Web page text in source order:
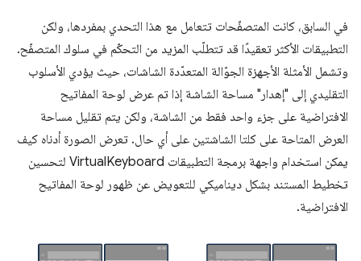
في السابق، كانت المتصفّحات تتعامل مع هذا التحدي بمفردها، ولكن
التطبيقات الأكثر تعقيدًا قد تتطلّب المزيد من التحكّم في سلوك المتصفّح.
وتشمل الأمثلة الأجهزة الجوّالة المتعدّدة الشاشات، حيث يؤدي الأسلوب
التقليدي إلى "إهدار" مساحة الشاشة إذا تم عرض لوحة المفاتيح
الافتراضية على جزء واحد فقط من الشاشة، ولكن يتم تقليل مساحة
العرض المتاحة على كلتا الشاشتين على أي حال. تعرض الصورة أدناه كيف
يمكن استخدام واجهة برمجة التطبيقات VirtualKeyboard لتحسين
تخطيط المستند بشكل ديناميكي للتعويض عن ظهور لوحة المفاتيح
الافتراضية.